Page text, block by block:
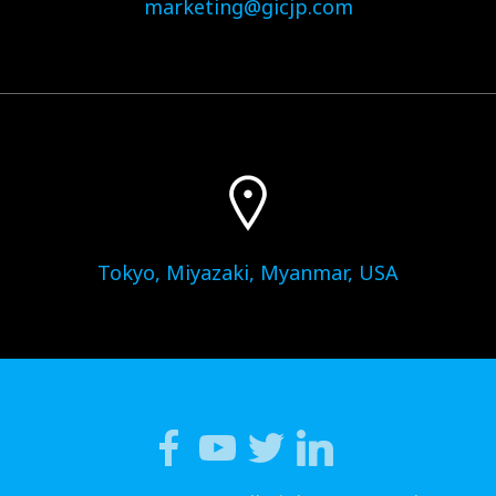
marketing@gicjp.com
Tokyo, Miyazaki, Myanmar, USA